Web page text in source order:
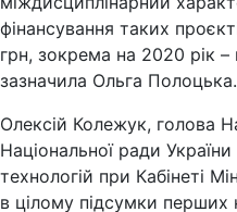
фінансування таких
грн, зокрема на 2020 рік
зазначила Ольга Полоцька.
Олексій Колежук, голова
Національної ради
технологій при Кабінеті
в цілому підсумки перших